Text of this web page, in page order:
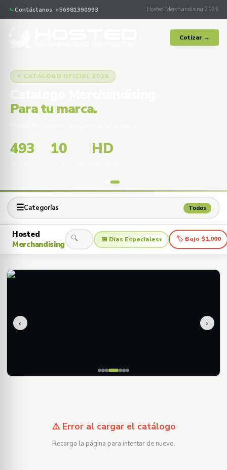
Contáctanos +56981390993 Hosted Merchandising 2026
Cotizar →
✦ CATÁLOGO OFICIAL 2026
Para tu marca.
493 10 HD
☰Categorías Todos
Hosted
Merchandising
🔍 📅 Días Especiales▾ 🏷 Bajo $1.000
‹ ›
⚠️ Error al cargar el catálogo
Recarga la página para intentar de nuevo.